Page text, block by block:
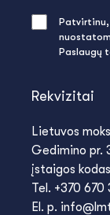
Rekvizitai
Lietuvos
Gedimino pr.
įstaigos kodas
Tel. +370 670
El. p.
Patvirtinu,
Paslaugų